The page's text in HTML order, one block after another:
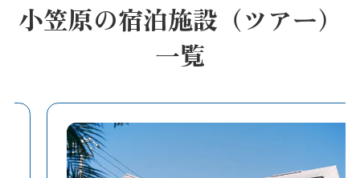
小笠原の宿泊施設（ツアー）
一覧